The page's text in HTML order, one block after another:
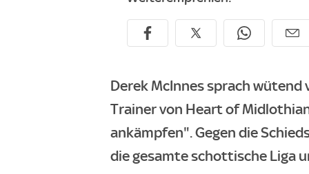
Derek McInnes sprach
Trainer von Heart of
ankämpfen". Gegen die
die gesamte schottische Liga